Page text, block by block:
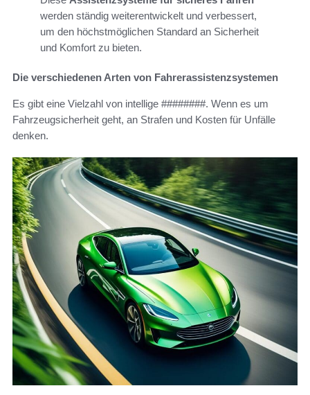
werden ständig weiterentwickelt und verbessert,
um den höchstmöglichen Standard an Sicherheit
und Komfort zu bieten.
Die verschiedenen Arten von Fahrerassistenzsystemen
Es gibt eine Vielzahl von intellige ########. Wenn es um
Fahrzeugsicherheit geht, an Strafen und Kosten für Unfälle
denken.